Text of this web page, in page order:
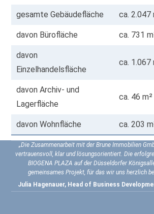
gesamte Gebäudefläche ca. 2.047
davon Bürofläche ca. 731
davon
Einzelhandelsfläche
ca. 1.067
davon Archiv- und
Lagerfläche
ca. 46 m²
davon Wohnfläche ca. 203
„Die Zusammenarbeit mit der Brune Immobilien
vertrauensvoll, klar und lösungsorientiert. Die
BIOGENA PLAZA auf der Düsseldorfer
gemeinsames Projekt, für das wir uns herzlich
Julia Hagenauer, Head of Business